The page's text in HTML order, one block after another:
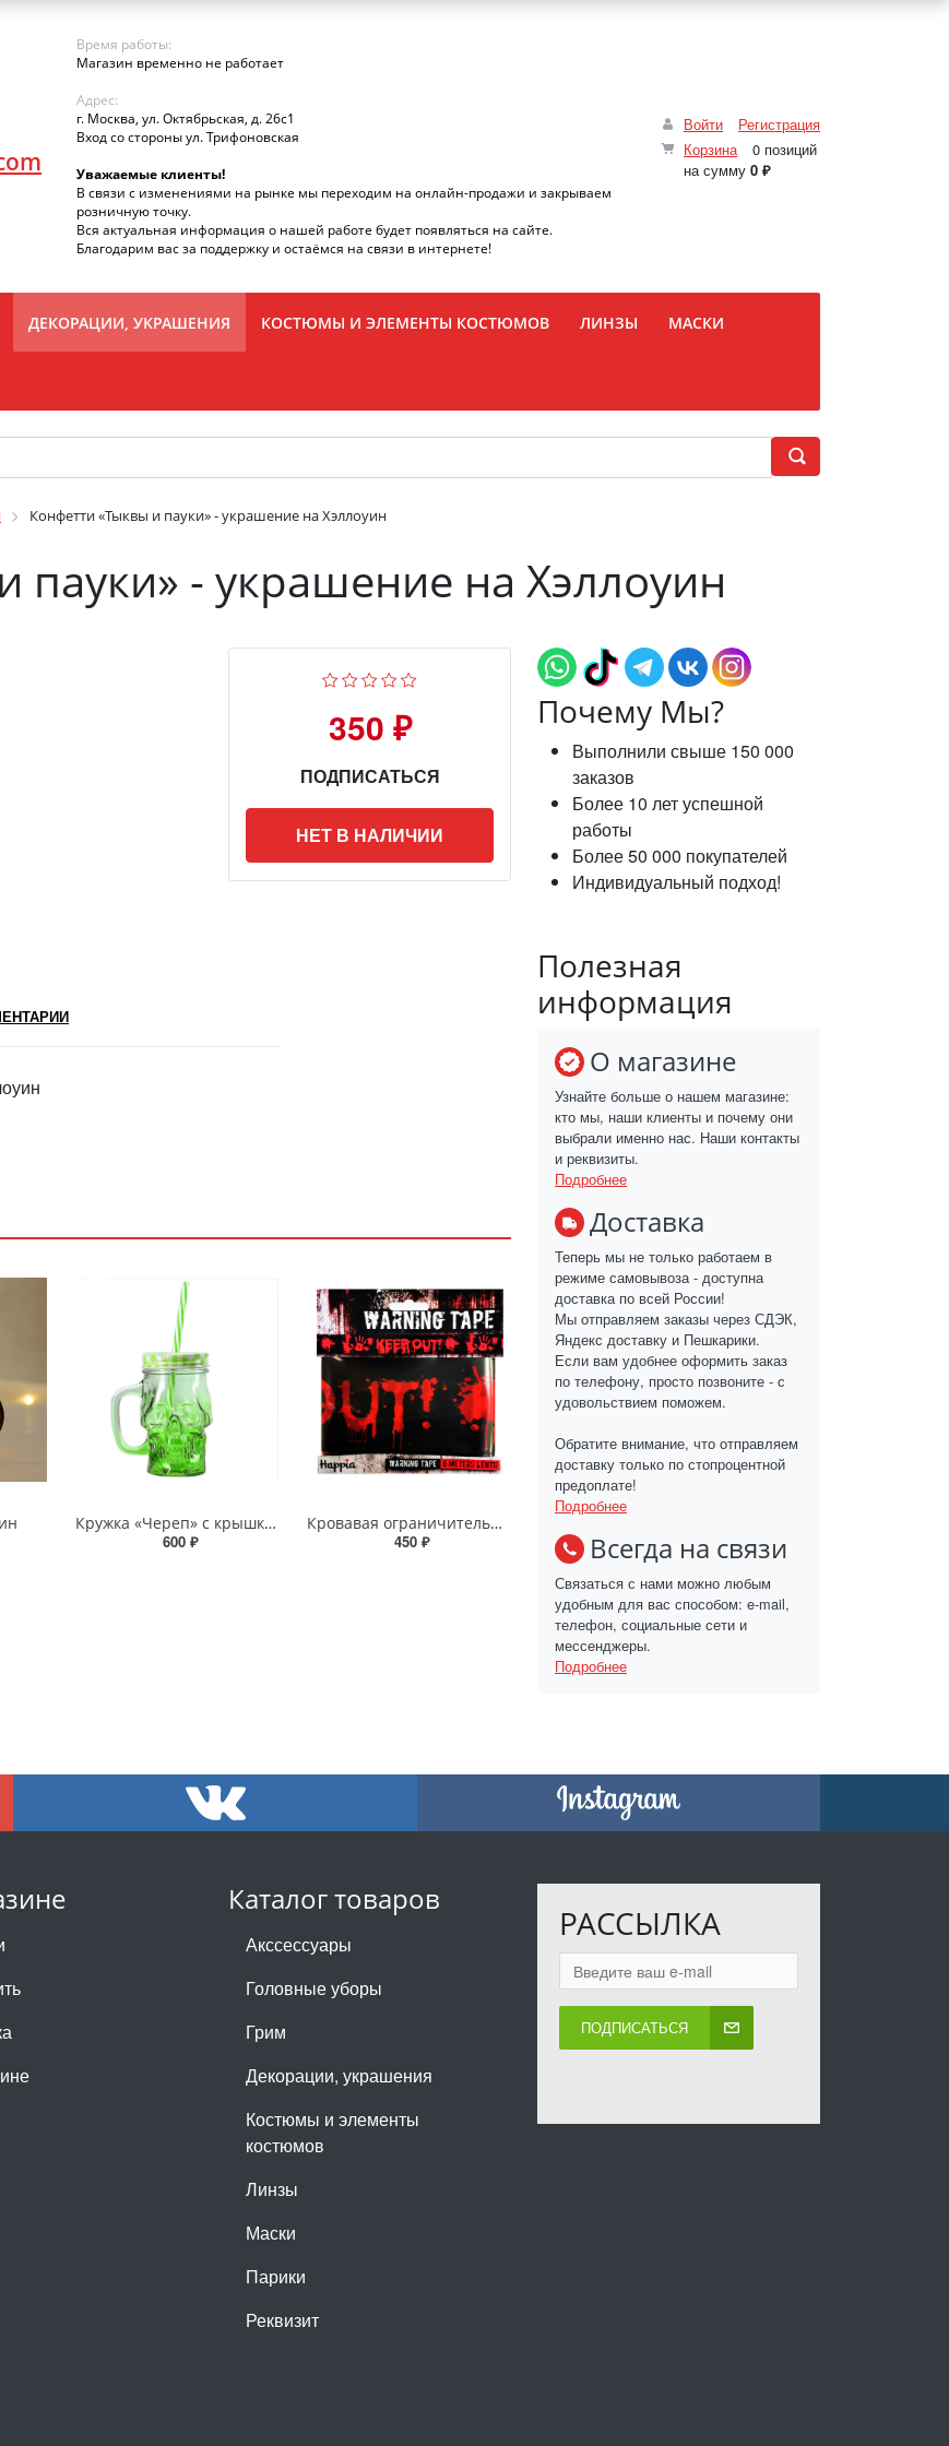
Войти
Регистрация
Корзина
0 позиций
на сумму 0 ₽
Время работы:
Магазин временно не работает
Адрес:
г. Москва, ул. Октябрьская, д. 26с1
Вход со стороны ул. Трифоновская
Уважаемые клиенты!
В связи с изменениями на рынке мы переходим на онлайн-продажи и закрываем
розничную точку.
Вся актуальная информация о нашей работе будет появляться на сайте.
Благодарим вас за поддержку и остаёмся на связи в интернете!
ДЕКОРАЦИИ, УКРАШЕНИЯ КОСТЮМЫ И ЭЛЕМЕНТЫ КОСТЮМОВ ЛИНЗЫ МАСКИ
Конфетти «Тыквы и пауки» - украшение на Хэллоуин
пауки» - украшение на Хэллоуин
350 ₽
ПОДПИСАТЬСЯ
НЕТ В НАЛИЧИИ
Кружка «Череп» с крышкой и трубочкой
600 ₽
Кровавая ограничительная лента «Keep out»
450 ₽
Почему Мы?
Выполнили свыше 150 000
заказов
Более 10 лет успешной
работы
Более 50 000 покупателей
Индивидуальный подход!
Полезная
информация
О магазине
Узнайте больше о нашем магазине:
кто мы, наши клиенты и почему они
выбрали именно нас. Наши контакты
и реквизиты.
Подробнее
Доставка
Теперь мы не только работаем в
режиме самовывоза - доступна
доставка по всей России!
Мы отправляем заказы через СДЭК,
Яндекс доставку и Пешкарики.
Если вам удобнее оформить заказ
по телефону, просто позвоните - с
удовольствием поможем.
Обратите внимание, что отправляем
доставку только по стопроцентной
предоплате!
Подробнее
Всегда на связи
Связаться с нами можно любым
удобным для вас способом: e-mail,
телефон, социальные сети и
мессенджеры.
Подробнее
Каталог товаров
Акссессуары
Головные уборы
Грим
Декорации, украшения
Костюмы и элементы
костюмов
Линзы
Маски
Парики
Реквизит
РАССЫЛКА
ПОДПИСАТЬСЯ